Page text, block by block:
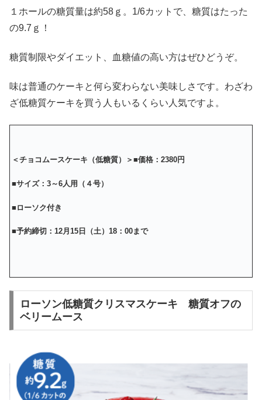
１ホールの糖質量は約58ｇ。1/6カットで、糖質はたった
の9.7ｇ！
糖質制限やダイエット、血糖値の高い方はぜひどうぞ。
味は普通のケーキと何ら変わらない美味しさです。わざわ
ざ低糖質ケーキを買う人もいるくらい人気ですよ。
＜チョコムースケーキ（低糖質）＞ ■価格：2380円
■サイズ：3～6人用（４号）
■ローソク付き
■予約締切：12月15日（土）18：00まで
ローソン低糖質クリスマスケーキ 糖質オフの
ベリームース